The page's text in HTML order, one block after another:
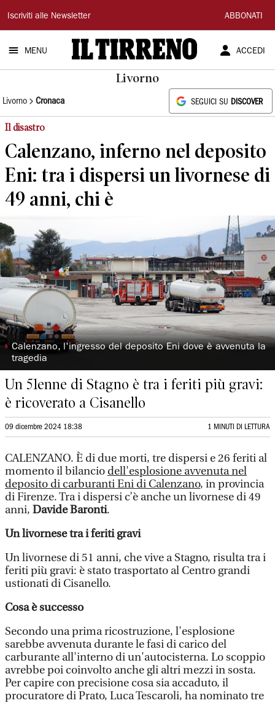
Il
Tirreno
Iscriviti alle Newsletter ABBONATI
MENU ACCEDI
Livorno
Livorno Cronaca SEGUICI SU DISCOVER
Il disastro
Calenzano, inferno nel deposito
Eni: tra i dispersi un livornese di
49 anni, chi è
◗ Calenzano, l'ingresso del deposito Eni dove è avvenuta la
tragedia
Un 51enne di Stagno è tra i feriti più gravi:
è ricoverato a Cisanello
09 dicembre 2024 18:38 1 MINUTI DI LETTURA
CALENZANO. È di due morti, tre dispersi e 26 feriti al
momento il bilancio dell'esplosione avvenuta nel
deposito di carburanti Eni di Calenzano, in provincia
di Firenze. Tra i dispersi c’è anche un livornese di 49
anni, Davide Baronti.
Un livornese tra i feriti gravi
Un livornese di 51 anni, che vive a Stagno, risulta tra i
feriti più gravi: è stato trasportato al Centro grandi
ustionati di Cisanello.
Cosa è successo
Secondo una prima ricostruzione, l'esplosione
sarebbe avvenuta durante le fasi di carico del
carburante all'interno di un'autocisterna. Lo scoppio
avrebbe poi coinvolto anche gli altri mezzi in sosta.
Per capire con precisione cosa sia accaduto, il
procuratore di Prato, Luca Tescaroli, ha nominato tre